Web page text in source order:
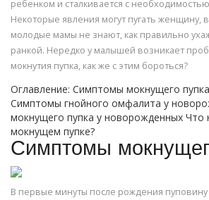
ребенком и сталкивается с
Некоторые явления могут пугать женщину,
молодые мамы не знают, как правильно
ранкой. Нередко у малышей возникает
мокнутия пупка, как же с этим бороться?
Оглавление: Симптомы мокнущего
Симптомы гнойного омфалита у
мокнущего пупка у новорожденных Что
мокнущем пупке?
Симптомы
В первые минуты после рождения